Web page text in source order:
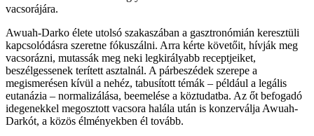
vacsorájára.
Awuah-Darko élete utolsó szakaszában a gasztronómián keresztüli
kapcsolódásra szeretne fókuszálni. Arra kérte követőit, hívják meg
vacsorázni, mutassák meg neki legkirályabb receptjeiket,
beszélgessenek terített asztalnál. A párbeszédek szerepe a
megismerésen kívül a nehéz, tabusított témák – például a legális
eutanázia – normalizálása, beemelése a köztudatba. Az őt befogadó
idegenekkel megosztott vacsora halála után is konzerválja Awuah-
Darkót, a közös élményekben él tovább.